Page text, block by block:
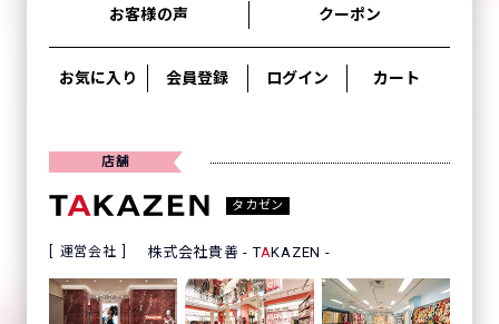
お客様の声 クーポン
お気に入り 会員登録 ログイン カート
店舗
タカゼン
運営会社 株式会社貴善 - TAKAZEN -